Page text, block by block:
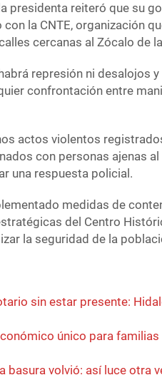
presidenta reiteró que su
la CNTE, organización
cercanas al Zócalo de
represión ni desalojos
confrontación entre
actos violentos
con personas ajenas
una respuesta policial.
medidas de
del Centro
la seguridad de la
sin estar presente:
único para
basura volvió: así luce otra